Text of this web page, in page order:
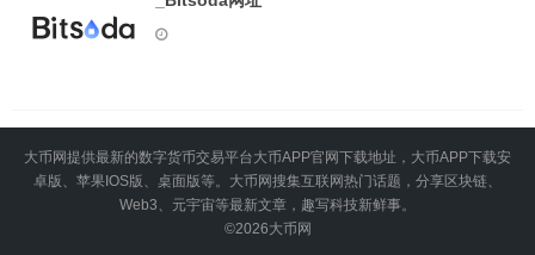
大币网提供最新的数字货币交易平台大币APP官网下载地址，大币APP下载安
卓版、苹果IOS版、桌面版等。大币网搜集互联网热门话题，分享区块链、
Web3、元宇宙等最新文章，趣写科技新鲜事。
©2026大币网